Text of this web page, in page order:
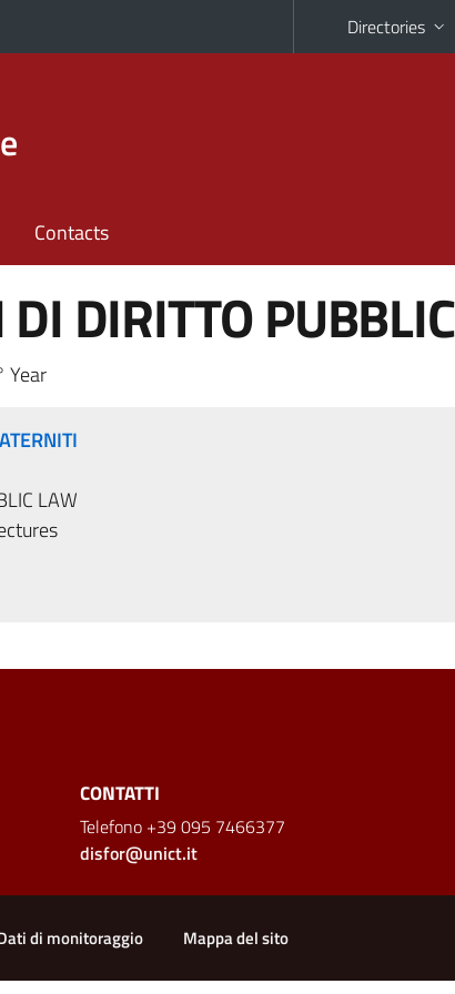
Directories
Contacts
DIRITTO
Year
LAW
CONTATTI
Telefono +39 095 7466377
disfor@unict.it
di monitoraggio Mappa del sito